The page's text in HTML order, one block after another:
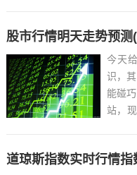
股市行情明天走势预测
今天
识，
能碰
站，
道琼斯指数实时行情